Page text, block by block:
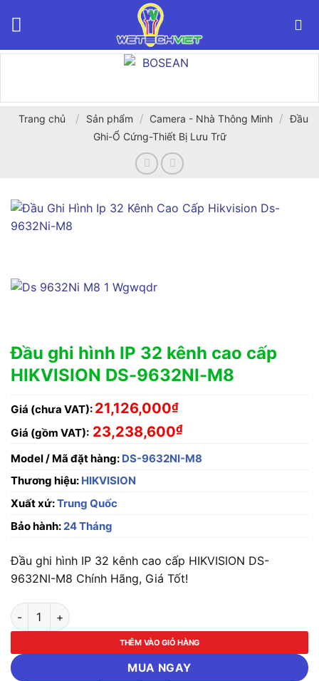
Trang chủ / Sản phẩm / Camera - Nhà Thông Minh / Đầu
Ghi-Ổ Cứng-Thiết Bị Lưu Trữ
Đầu ghi hình IP 32 kênh cao cấp
HIKVISION DS-9632NI-M8
Giá (chưa VAT): 21,126,000₫
Giá (gồm VAT): 23,238,600₫
Model / Mã đặt hàng: DS-9632NI-M8
Thương hiệu: HIKVISION
Xuất xứ:Trung Quốc
Bảo hành:24 Tháng
Đầu ghi hình IP 32 kênh cao cấp HIKVISION DS-
9632NI-M8 Chính Hãng, Giá Tốt!
Đầu ghi hình IP 32 kênh cao cấp HIKVISION DS-9632NI-M8 số
THÊM VÀO GIỎ HÀNG
MUA NGAY